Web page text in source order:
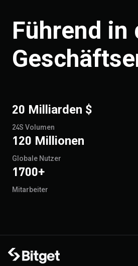
Führend in
20 Milliarden $
24S Volumen
120 Millionen
Globale Nutzer
1700+
Mitarbeiter